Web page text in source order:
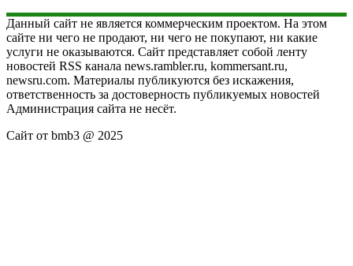
Данный сайт не является коммерческим проектом. На этом
сайте ни чего не продают, ни чего не покупают, ни какие
услуги не оказываются. Сайт представляет собой ленту
новостей RSS канала news.rambler.ru, kommersant.ru,
newsru.com. Материалы публикуются без искажения,
ответственность за достоверность публикуемых новостей
Администрация сайта не несёт.
Сайт от bmb3 @ 2025